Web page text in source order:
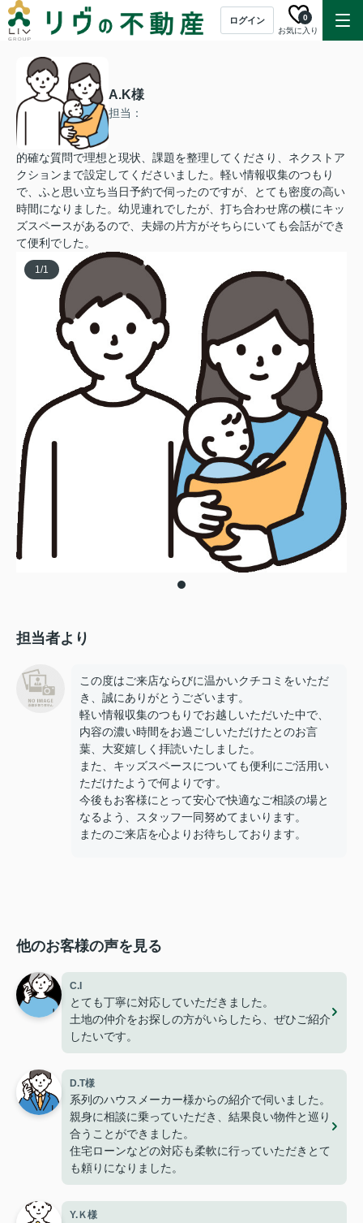
ログイン
お気に入り
0
A.K様
担当：
的確な質問で理想と現状、課題を整理してくださり、ネクストア
クションまで設定してくださいました。軽い情報収集のつもり
で、ふと思い立ち当日予約で伺ったのですが、とても密度の高い
時間になりました。幼児連れでしたが、打ち合わせ席の横にキッ
ズスペースがあるので、夫婦の片方がそちらにいても会話ができ
て便利でした。
1/1
担当者より
この度はご来店ならびに温かいクチコミをいただ
き、誠にありがとうございます。
軽い情報収集のつもりでお越しいただいた中で、
内容の濃い時間をお過ごしいただけたとのお言
葉、大変嬉しく拝読いたしました。
また、キッズスペースについても便利にご活用い
ただけたようで何よりです。
今後もお客様にとって安心で快適なご相談の場と
なるよう、スタッフ一同努めてまいります。
またのご来店を心よりお待ちしております。
他のお客様の声を見る
C.I
とても丁寧に対応していただきました。
土地の仲介をお探しの方がいらしたら、ぜひご紹介
したいです。
D.T様
系列のハウスメーカー様からの紹介で伺いました。
親身に相談に乗っていただき、結果良い物件と巡り
合うことができました。
住宅ローンなどの対応も柔軟に行っていただきとて
も頼りになりました。
Y.Ｋ様